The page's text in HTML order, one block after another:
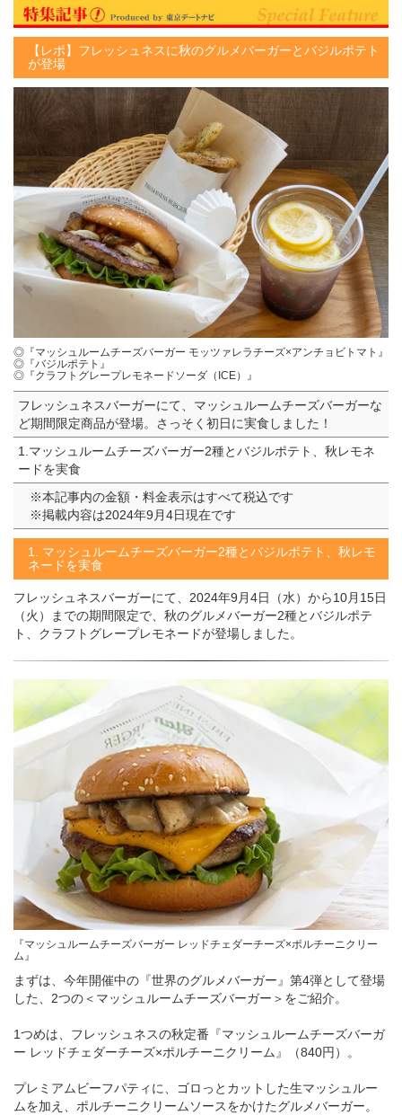
【レポ】フレッシュネスに秋のグルメバーガーとバジルポテト
が登場
◎『マッシュルームチーズバーガー モッツァレラチーズ×アンチョビトマト』
◎『バジルポテト』
◎『クラフトグレープレモネードソーダ（ICE）』
フレッシュネスバーガーにて、マッシュルームチーズバーガーな
ど期間限定商品が登場。さっそく初日に実食しました！
1.マッシュルームチーズバーガー2種とバジルポテト、秋レモネ
ードを実食
※本記事内の金額・料金表示はすべて税込です
※掲載内容は2024年9月4日現在です
1. マッシュルームチーズバーガー2種とバジルポテト、秋レモ
ネードを実食
フレッシュネスバーガーにて、2024年9月4日（水）から10月15日
（火）までの期間限定で、秋のグルメバーガー2種とバジルポテ
ト、クラフトグレープレモネードが登場しました。
『マッシュルームチーズバーガー レッドチェダーチーズ×ポルチーニクリー
ム』
まずは、今年開催中の『世界のグルメバーガー』第4弾として登場
した、2つの＜マッシュルームチーズバーガー＞をご紹介。
1つめは、フレッシュネスの秋定番『マッシュルームチーズバーガ
ー レッドチェダーチーズ×ポルチーニクリーム』（840円）。
プレミアムビーフパティに、ゴロっとカットした生マッシュルー
ムを加え、ポルチーニクリームソースをかけたグルメバーガー。